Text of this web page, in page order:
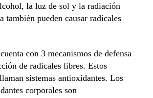
la luz de sol y la radiación
también pueden causar radicales
con 3 mecanismos de defensa
de radicales libres. Estos
sistemas antioxidantes. Los
corporales son